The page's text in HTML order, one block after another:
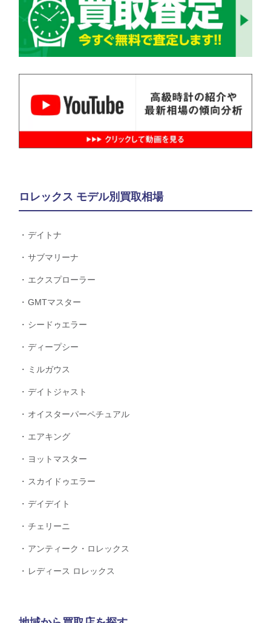
ロレックス モデル別買取相場
デイトナ
サブマリーナ
エクスプローラー
GMTマスター
シードゥエラー
ディープシー
ミルガウス
デイトジャスト
オイスターパーペチュアル
エアキング
ヨットマスター
スカイドゥエラー
デイデイト
チェリーニ
アンティーク・ロレックス
レディース ロレックス